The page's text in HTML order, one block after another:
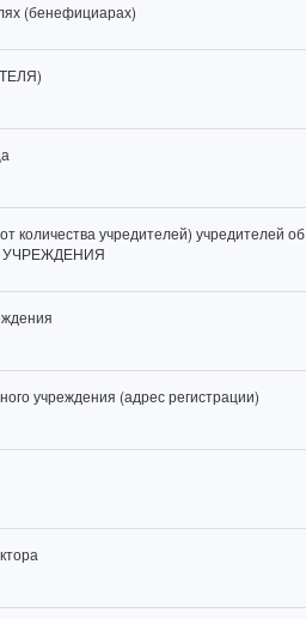
(бенефициарах)
количества учредителей) учредителей об
УЧРЕЖДЕНИЯ
учреждения (адрес регистрации)